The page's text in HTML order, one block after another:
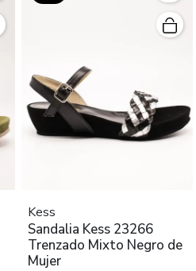
Kess
Sandalia Kess 23266
Trenzado Mixto Negro de
Mujer